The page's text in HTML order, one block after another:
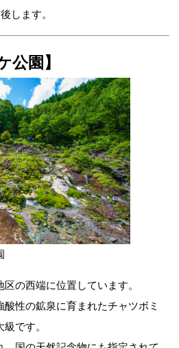
します。
公園】
の西端に位置しています。
酸性の鉱泉に育まれたチャツボミ
です。